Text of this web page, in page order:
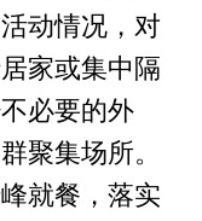
动情况，对
家或集中隔
必要的外
聚集场所。
就餐，落实